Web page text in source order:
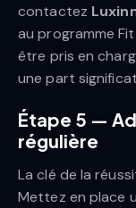
contactez
au programme
être pris en
une part
Étape 5 —
régulière
La clé de la
Mettez en place